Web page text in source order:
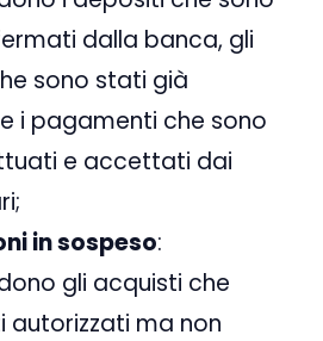
dalla banca, gli
sono stati già
i pagamenti che sono
e accettati dai
in sospeso:
gli acquisti che
autorizzati ma non